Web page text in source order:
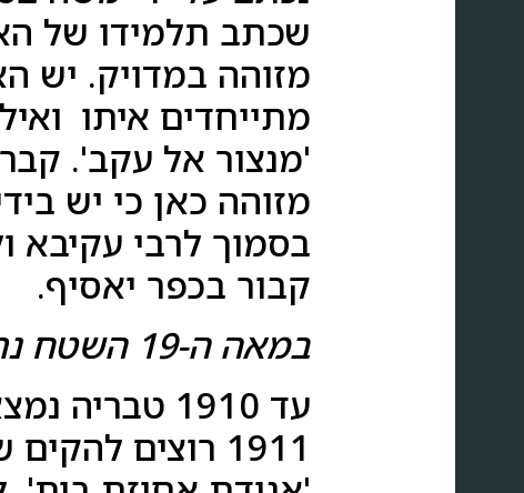
מזוהה במדויק. יש
מתייחדים איתו
מזוהה כאן כי יש
בסמוך לרבי עקיבא
קבור בכפר יאסיף.
במאה ה-19 השטח נרשם על שם הווקף של טבריה.
עד 1910
1911 רוצים